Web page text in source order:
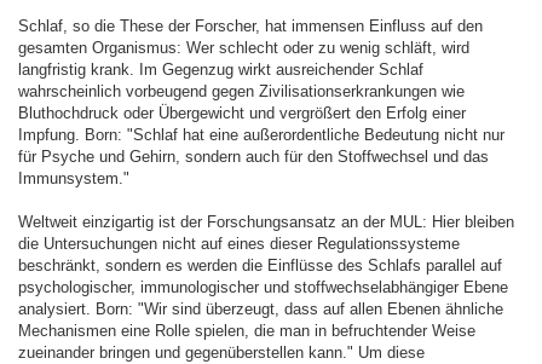
Schlaf, so die These der Forscher, hat immensen Einfluss auf den
gesamten Organismus: Wer schlecht oder zu wenig schläft, wird
langfristig krank. Im Gegenzug wirkt ausreichender Schlaf
wahrscheinlich vorbeugend gegen Zivilisationserkrankungen wie
Bluthochdruck oder Übergewicht und vergrößert den Erfolg einer
Impfung. Born: "Schlaf hat eine außerordentliche Bedeutung nicht nur
für Psyche und Gehirn, sondern auch für den Stoffwechsel und das
Immunsystem."
Weltweit einzigartig ist der Forschungsansatz an der MUL: Hier bleiben
die Untersuchungen nicht auf eines dieser Regulationssysteme
beschränkt, sondern es werden die Einflüsse des Schlafs parallel auf
psychologischer, immunologischer und stoffwechselabhängiger Ebene
analysiert. Born: "Wir sind überzeugt, dass auf allen Ebenen ähnliche
Mechanismen eine Rolle spielen, die man in befruchtender Weise
zueinander bringen und gegenüberstellen kann." Um diese